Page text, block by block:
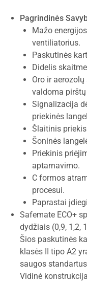
Pagrindinės
Mažo
ventiliatorius.
Paskutinės
Didelis
Oro ir
valdoma
Signalizacija
priekinės
Šlaitinis
Šoninės
Priekinis
aptarnavimo.
C formos
procesui.
Paprastai
Safemate ECO+
dydžiais (0,9, 1,2,
Šios paskutinės
klasės II tipo A2
saugos
Vidinė